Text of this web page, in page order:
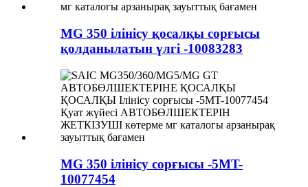
MG 350 ілінісу қосалқы сорғысы
қолданылатын үлгі -10083283
MG 350 ілінісу сорғысы -5MT-
10077454